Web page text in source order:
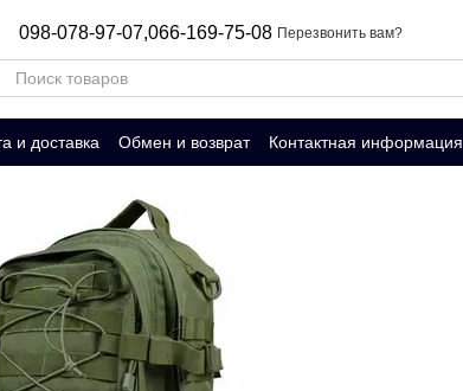
098-078-97-07,066-169-75-08 Перезвонить вам?
и доставка Обмен и возврат Контактная информация